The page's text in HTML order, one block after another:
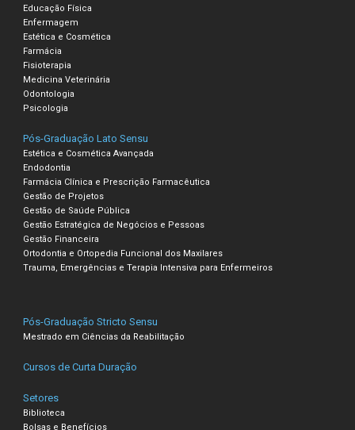
Educação Física
Enfermagem
Estética e Cosmética
Farmácia
Fisioterapia
Medicina Veterinária
Odontologia
Psicologia
Pós-Graduação Lato Sensu
Estética e Cosmética Avançada
Endodontia
Farmácia Clínica e Prescrição Farmacêutica
Gestão de Projetos
Gestão de Saúde Pública
Gestão Estratégica de Negócios e Pessoas
Gestão Financeira
Ortodontia e Ortopedia Funcional dos Maxilares
Trauma, Emergências e Terapia Intensiva para Enfermeiros
Pós-Graduação Stricto Sensu
Mestrado em Ciências da Reabilitação
Cursos de Curta Duração
Setores
Biblioteca
Bolsas e Benefícios